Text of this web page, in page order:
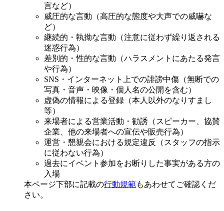
言など）
威圧的な言動（高圧的な態度や大声での威嚇な
ど）
継続的・執拗な言動（注意に従わず繰り返される
迷惑行為）
差別的・性的な言動（ハラスメントにあたる発言
や行為）
SNS・インターネット上での誹謗中傷（無断での
写真・音声・映像・個人名の公開を含む）
虚偽の情報による登録（本人以外のなりすまし
等）
来場者による営業活動・勧誘（スピーカー、協賛
企業、他の来場者への宣伝や販売行為）
運営・懇親会における規定違反（スタッフの指示
に従わない行為）
過去にイベント参加をお断りした事実がある方の
入場
本ページ下部に記載の行動規範 もあわせてご確認くだ
さい。